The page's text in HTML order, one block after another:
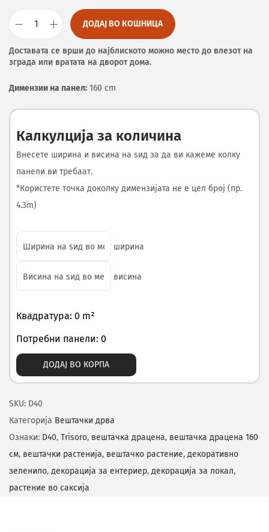
ДОДАЈ ВО КОШНИЦА
Доставата се врши до најблиското можно место до влезот на
зграда или вратата на дворот дома.
Димензии на панел: 160 cm
Калкулција за количина
Внесете ширина и висина на ѕид за да ви кажеме колку
панели ви требаат.
*Користете точка доколку димензијата не е цел број (пр.
4.3m)
ширина
висина
Квадратура: 0 m²
Потребни панели: 0
ДОДАЈ ВО КОРПА
SKU: D40
Категорија Вештачки дрва
Ознаки: D40, Trisoro, вештачка драцена, вештачка драцена 160
см, вештачки растенија, вештачко растение, декоративно
зеленило, декорација за ентериер, декорација за локал,
растение во саксија